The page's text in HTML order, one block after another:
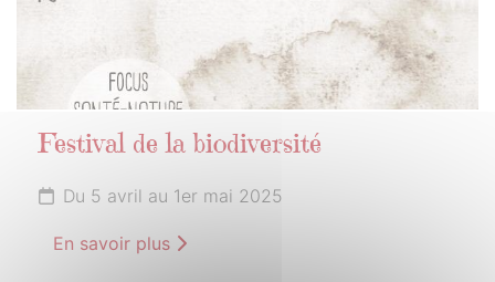
Festival de la biodiversité
Du 5 avril au 1er mai 2025
En savoir plus